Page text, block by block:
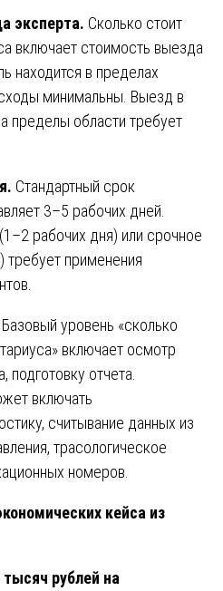
эксперта. Сколько стоит
включает стоимость выезда
находится в пределах
минимальны. Выезд в
пределы области требует
Стандартный срок
3–5 рабочих дней.
рабочих дня) или срочное
требует применения
Базовый уровень «сколько
включает осмотр
подготовку отчета.
включать
считывание данных из
трасологическое
номеров.
кейса из
рублей на